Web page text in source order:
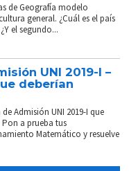
de Geografía modelo
general. ¿Cuál es el país
el segundo...
UNI 2019-I –
deberían
Admisión UNI 2019-I que
Pon a prueba tus
Matemático y resuelve